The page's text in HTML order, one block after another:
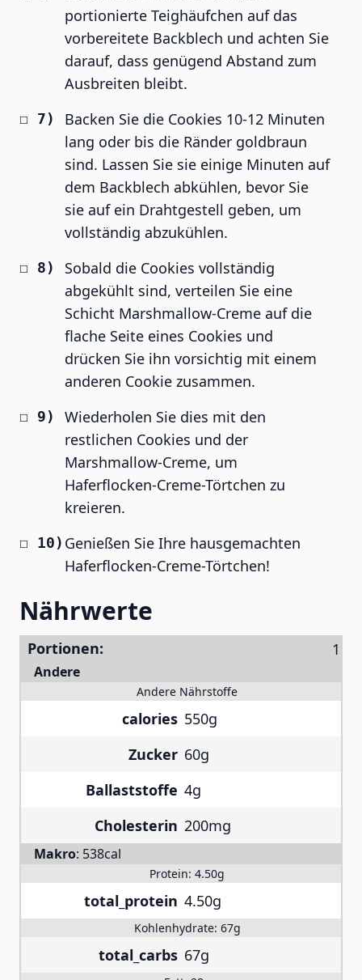
portionierte Teighäufchen auf das
vorbereitete Backblech und achten Sie
darauf, dass genügend Abstand zum
Ausbreiten bleibt.
Backen Sie die Cookies 10-12 Minuten
lang oder bis die Ränder goldbraun
sind. Lassen Sie sie einige Minuten auf
dem Backblech abkühlen, bevor Sie
sie auf ein Drahtgestell geben, um
vollständig abzukühlen.
Sobald die Cookies vollständig
abgekühlt sind, verteilen Sie eine
Schicht Marshmallow-Creme auf die
flache Seite eines Cookies und
drücken Sie ihn vorsichtig mit einem
anderen Cookie zusammen.
Wiederholen Sie dies mit den
restlichen Cookies und der
Marshmallow-Creme, um
Haferflocken-Creme-Törtchen zu
kreieren.
Genießen Sie Ihre hausgemachten
Haferflocken-Creme-Törtchen!
Nährwerte
Portionen:
Andere
Andere Nährstoffe
calories 550g
Zucker 60g
Ballaststoffe 4g
Cholesterin 200mg
Makro: 538cal
Protein: 4.50g
total_protein 4.50g
Kohlenhydrate: 67g
total_carbs 67g